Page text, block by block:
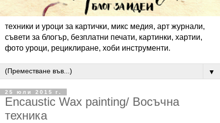
техники и уроци за картички, микс медия, арт журнали,
съвети за блогър, безплатни печати, картинки, хартии,
фото уроци, рециклиране, хоби инструменти.
▼
25 юли 2015 г.
Encaustic Wax painting/ Восъчна
техника